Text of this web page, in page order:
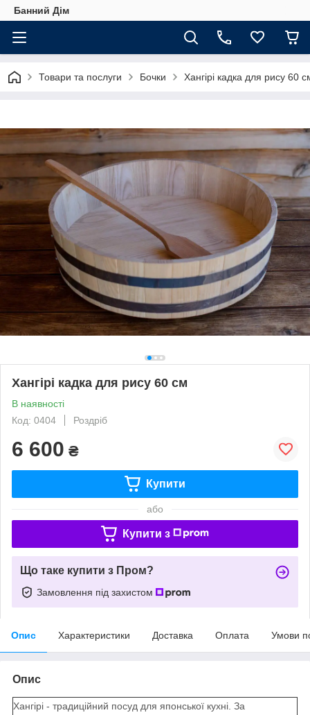
Банний Дім
Товари та послуги Бочки Хангірі кадка для рису 60
Хангірі кадка для рису 60 см
В наявності
Код: 0404
Роздріб
6 600 ₴
Купити
або
Купити з
Що таке купити з Пром?
Замовлення під захистом
Опис Характеристики Доставка Оплата Умови
Опис
Хангірі - традиційний посуд для японської кухні. За